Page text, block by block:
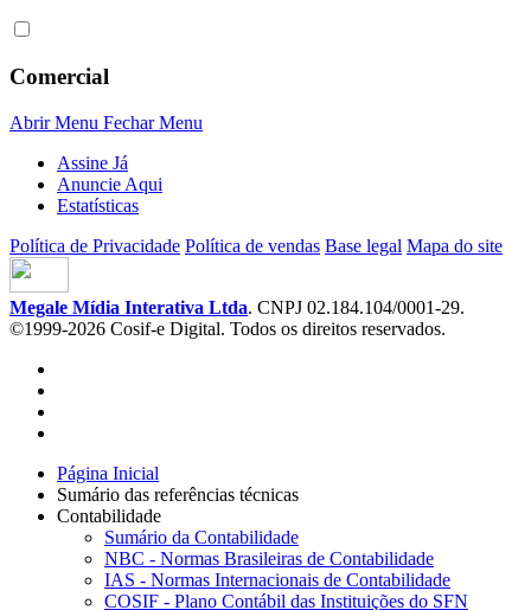
Comercial
Abrir Menu Fechar Menu
Assine Já
Anuncie Aqui
Estatísticas
Política de Privacidade Política de vendas Base legal Mapa do site
Megale Mídia Interativa Ltda. CNPJ 02.184.104/0001-29.
©1999-2026 Cosif-e Digital. Todos os direitos reservados.
Página Inicial
Sumário das referências técnicas
Contabilidade
Sumário da Contabilidade
NBC - Normas Brasileiras de Contabilidade
IAS - Normas Internacionais de Contabilidade
COSIF - Plano Contábil das Instituições do SFN